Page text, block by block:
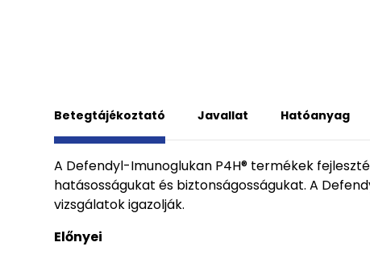
Betegtájékoztató Javallat Hatóanyag
A Defendyl-Imunoglukan P4H® termékek
hatásosságukat és biztonságosságukat. A
vizsgálatok igazolják.
Előnyei